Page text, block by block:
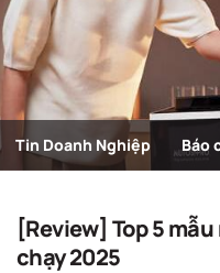
Trang chủ Giải
Tin Doanh Nghiệp Báo
[Review] Top 5
chạy 2025